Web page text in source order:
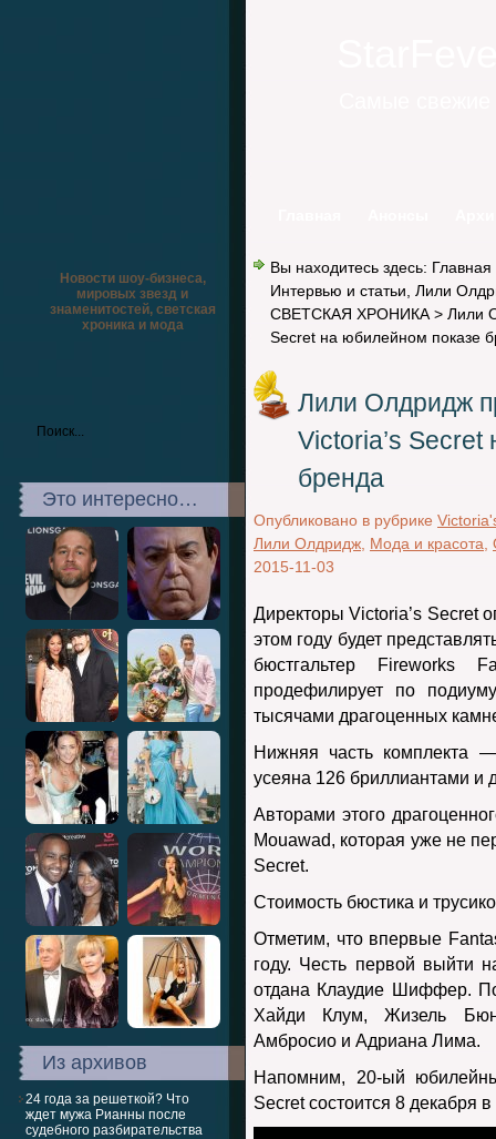
Новости шоу-бизнеса,
мировых звезд и
знаменитостей, светская
хроника и мода
Это интересно…
Из архивов
24 года за решеткой? Что
ждет мужа Рианны после
судебного разбирательства
Вы находитесь здесь: Главная
Интервью и статьи Лили
СВЕТСКАЯ ХРОНИКА > Лили
Secret на юбилейном показе
Лили Олдридж
Victoria’s
бренда
Опубликовано в рубрике
Лили Олдридж Мода и красота
2015-11-03
Директоры Victoria’s Secret
этом году будет
бюстгальтер Fireworks
продефилирует по
тысячами драгоценных
Нижняя часть комплекта
усеяна 126 бриллиантами и
Авторами этого
Mouawad, которая уже не
Secret.
Стоимость бюстика и
Отметим, что впервые
году. Честь первой выйти
отдана Клаудие Шиффер.
Хайди Клум, Жизель
Амбросио и Адриана Лима.
Напомним, 20-ый
Secret состоится 8 декабря